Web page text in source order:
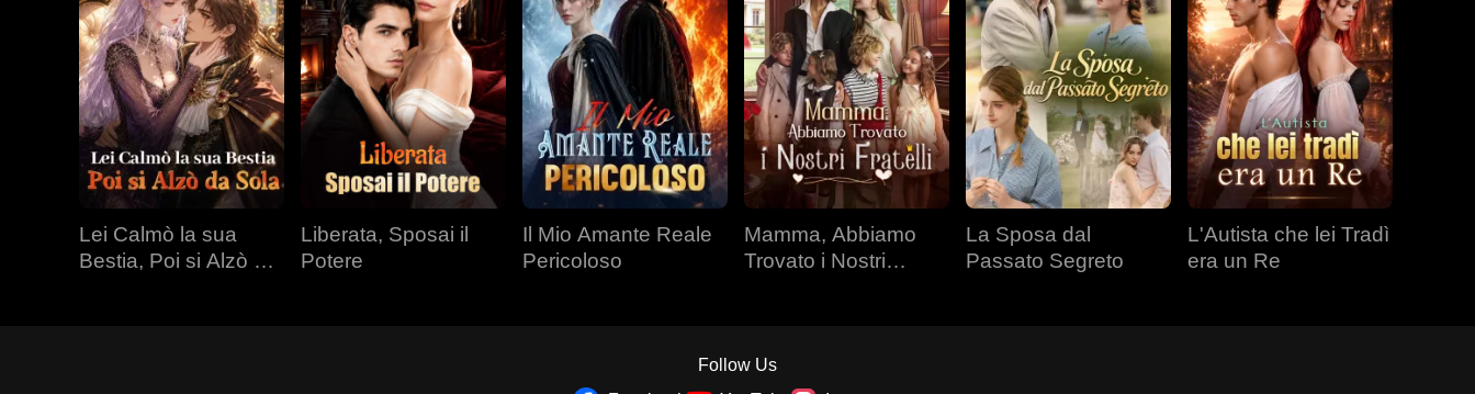
Lei Calmò la sua
Bestia, Poi si Alzò da
Liberata, Sposai il
Potere
Il Mio Amante Reale
Pericoloso
Mamma, Abbiamo
Trovato i Nostri
La Sposa dal
Passato Segreto
L'Autista che lei Tradì
era un Re
Follow Us